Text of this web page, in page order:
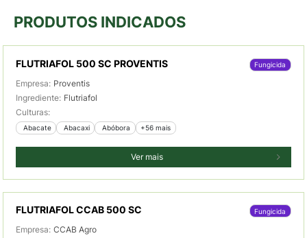
PRODUTOS INDICADOS
FLUTRIAFOL 500 SC PROVENTIS Fungicida
Empresa: Proventis
Ingrediente: Flutriafol
Culturas:
Abacate Abacaxi Abóbora +56 mais
Ver mais
FLUTRIAFOL CCAB 500 SC Fungicida
Empresa: CCAB Agro